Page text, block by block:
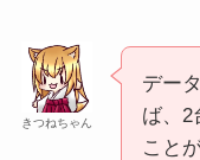
きつねちゃん
デー
ば、2
こと